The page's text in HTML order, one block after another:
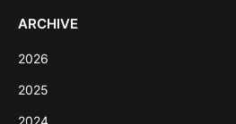
ARCHIVE
2026
2025